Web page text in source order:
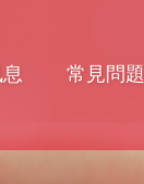
常見問題